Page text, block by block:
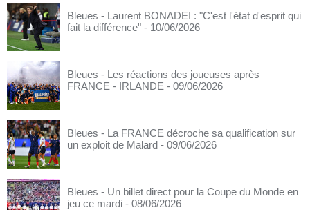
Bleues - Laurent BONADEI : "C'est l'état d'esprit qui
fait la différence" - 10/06/2026
Bleues - Les réactions des joueuses après
FRANCE - IRLANDE - 09/06/2026
Bleues - La FRANCE décroche sa qualification sur
un exploit de Malard - 09/06/2026
Bleues - Un billet direct pour la Coupe du Monde en
jeu ce mardi - 08/06/2026